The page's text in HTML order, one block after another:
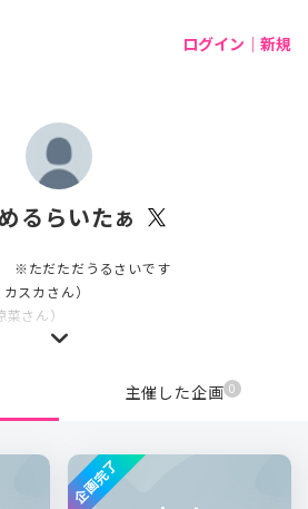
ログイン｜新規
るらいたぁ
※ただただうるさいです
スカさん）
さん）
さん を特に推してます。
主催した企画 0
企画完了